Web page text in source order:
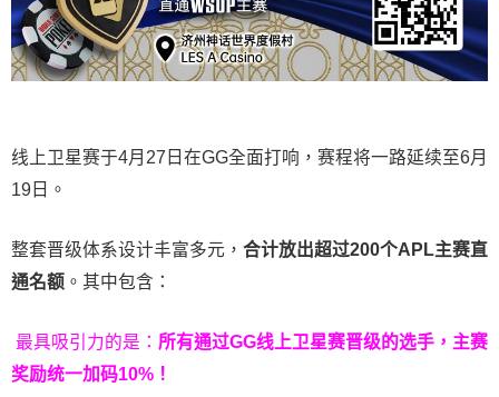
线上卫星赛于4月27日在GG全面打响，赛程将一路延续至6月
19日。
整套晋级体系设计丰富多元， 合计放出超过200个APL主赛直
通名额 。其中包含：
最具吸引力的是： 所有通过GG线上卫星赛晋级的选手，主赛
奖励统一加码10% ！